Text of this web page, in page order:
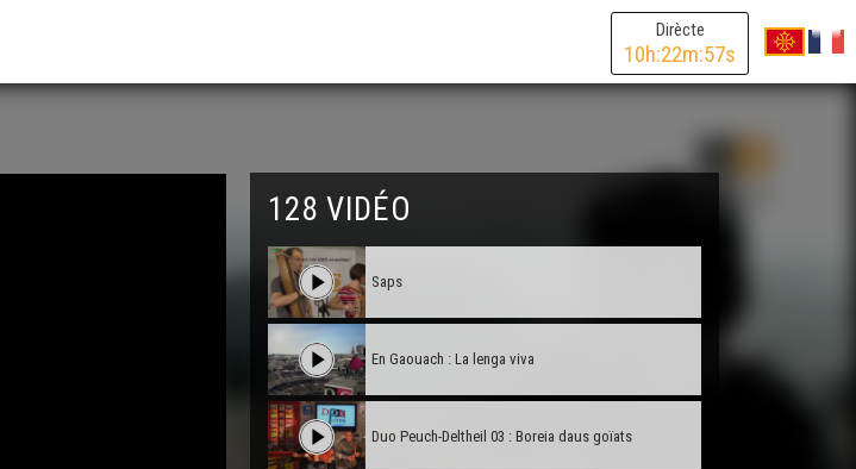
Dirècte
10h:22m:57s
128 VIDÉO
Saps
En Gaouach : La lenga viva
Duo Peuch-Deltheil 03 : Boreia daus goïats